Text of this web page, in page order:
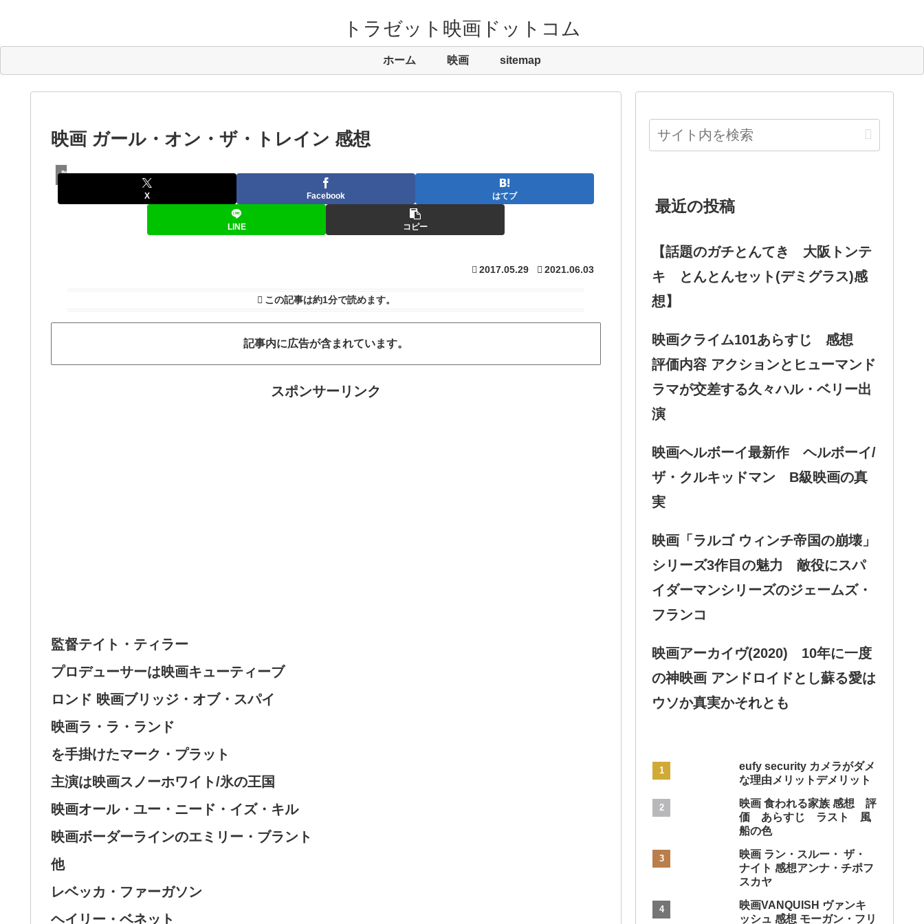
トラゼット映画ドットコム
ホーム 映画 sitemap
映画 ガール・オン・ザ・トレイン 感想
映画
X Facebook はてブ
LINE コピー
2017.05.29 2021.06.03
この記事は約1分で読めます。
記事内に広告が含まれています。
スポンサーリンク
監督テイト・ティラー
プロデューサーは映画キューティーブ
ロンド 映画ブリッジ・オブ・スパイ
映画ラ・ラ・ランド
を手掛けたマーク・プラット
主演は映画スノーホワイト/氷の王国
映画オール・ユー・ニード・イズ・キル
映画ボーダーラインのエミリー・ブラント
他
レベッカ・ファーガソン
ヘイリー・ベネット
最近の投稿
【話題のガチとんてき 大阪トンテ
キ とんとんセット(デミグラス)感
想】
映画クライム101あらすじ 感想
評価内容 アクションとヒューマンド
ラマが交差する久々ハル・ベリー出
演
映画ヘルボーイ最新作 ヘルボーイ/
ザ・クルキッドマン B級映画の真
実
映画「ラルゴ ウィンチ帝国の崩壊」
シリーズ3作目の魅力 敵役にスパ
イダーマンシリーズのジェームズ・
フランコ
映画アーカイヴ(2020) 10年に一度
の神映画 アンドロイドとし蘇る愛は
ウソか真実かそれとも
eufy security カメラがダメ
な理由メリットデメリット
映画 食われる家族 感想 評
価 あらすじ ラスト 風
船の色
映画 ラン・スルー・ ザ・
ナイト 感想アンナ・チポフ
スカヤ
映画VANQUISH ヴァンキ
ッシュ 感想 モーガン・フリ